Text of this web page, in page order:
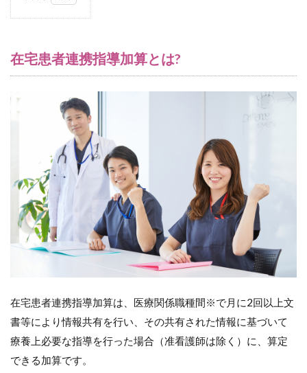
患
者
連
2
在
宅
患
者
導
算
の
算
在宅患者連携指導加算とは?
在宅患者連携指導加算は、医療関係職種間※で月に2回以上文
書等により情報共有を行い、その共有された情報に基づいて
療養上必要な指導を行った場合（准看護師は除く）に、算定
できる加算です。